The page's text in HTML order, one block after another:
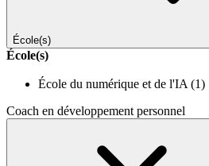
École(s)
École(s)
École du numérique et de l'IA (1)
Coach en développement personnel